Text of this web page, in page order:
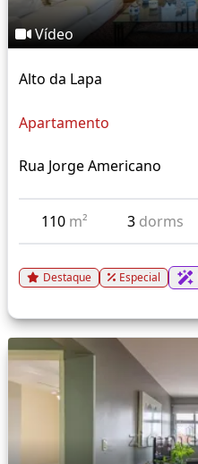
Vídeo
Alto da Lapa
Apartamento
Rua Jorge Americano
110 m² 3 dorms
Destaque Especial